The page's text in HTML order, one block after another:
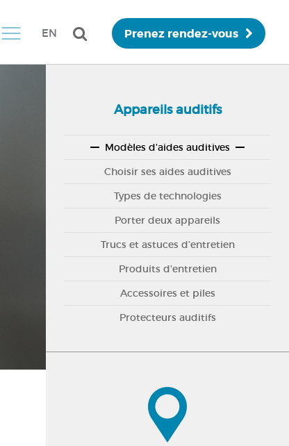
EN Prenez rendez-vous
Appareils auditifs
Modèles d’aides auditives
Choisir ses aides auditives
Types de technologies
Porter deux appareils
Trucs et astuces d’entretien
Produits d’entretien
Accessoires et piles
Protecteurs auditifs